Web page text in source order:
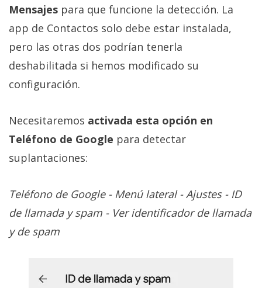
Mensajes para que funcione la detección. La
app de Contactos solo debe estar instalada,
pero las otras dos podrían tenerla
deshabilitada si hemos modificado su
configuración.
Necesitaremos activada esta opción en
Teléfono de Google para detectar
suplantaciones:
Teléfono de Google - Menú lateral - Ajustes - ID
de llamada y spam - Ver identificador de llamada
y de spam